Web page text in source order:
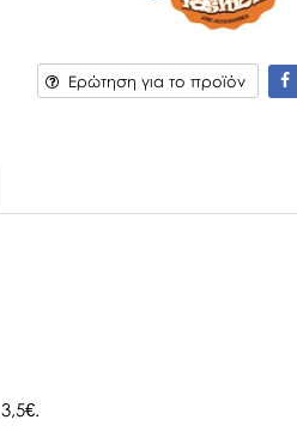
Ερώτηση για το προϊόν